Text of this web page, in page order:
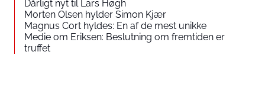
Dårligt nyt til Lars Høgh
Morten Olsen hylder Simon Kjær
Magnus Cort hyldes: En af de mest unikke
Medie om Eriksen: Beslutning om fremtiden er
truffet